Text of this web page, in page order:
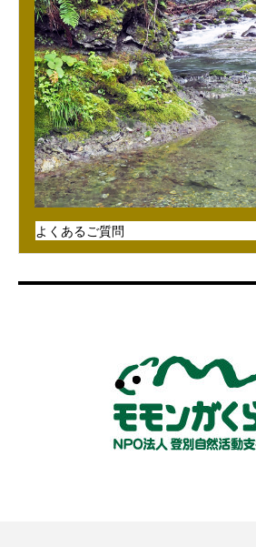
よくあるご質問